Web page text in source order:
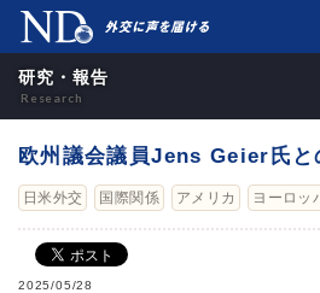
研究・報告
欧州議会議員Jens Geier氏と
日米外交 国際関係 アメリカ ヨーロッ
2025/05/28